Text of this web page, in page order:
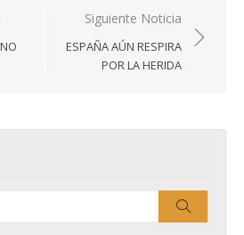
Siguiente Noticia
ESPAÑA AÚN RESPIRA
POR LA HERIDA